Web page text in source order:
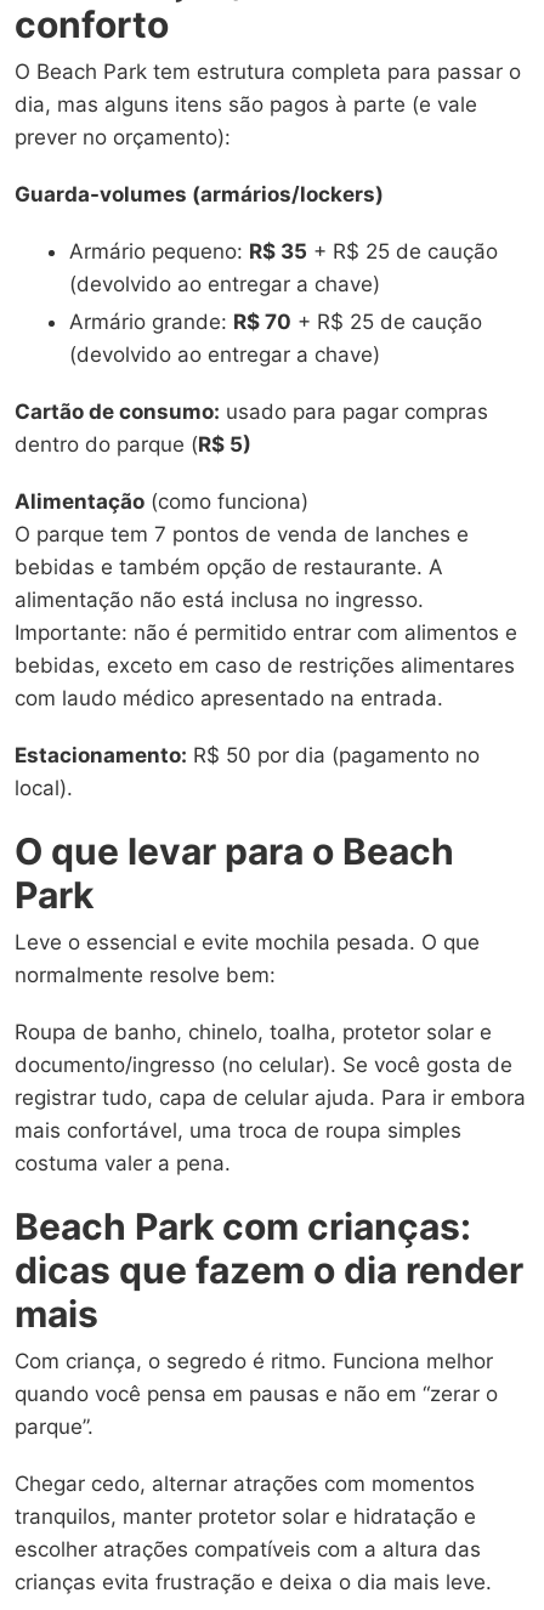
conforto
O Beach Park tem estrutura completa para passar o
dia, mas alguns itens são pagos à parte (e vale
prever no orçamento):
Guarda-volumes (armários/lockers)
Armário pequeno: R$ 35 + R$ 25 de caução
(devolvido ao entregar a chave)
Armário grande: R$ 70 + R$ 25 de caução
(devolvido ao entregar a chave)
Cartão de consumo: usado para pagar compras
dentro do parque (R$ 5)
Alimentação (como funciona)
O parque tem 7 pontos de venda de lanches e
bebidas e também opção de restaurante. A
alimentação não está inclusa no ingresso.
Importante: não é permitido entrar com alimentos e
bebidas, exceto em caso de restrições alimentares
com laudo médico apresentado na entrada.
Estacionamento: R$ 50 por dia (pagamento no
local).
O que levar para o Beach
Park
Leve o essencial e evite mochila pesada. O que
normalmente resolve bem:
Roupa de banho, chinelo, toalha, protetor solar e
documento/ingresso (no celular). Se você gosta de
registrar tudo, capa de celular ajuda. Para ir embora
mais confortável, uma troca de roupa simples
costuma valer a pena.
Beach Park com crianças:
dicas que fazem o dia render
mais
Com criança, o segredo é ritmo. Funciona melhor
quando você pensa em pausas e não em “zerar o
parque”.
Chegar cedo, alternar atrações com momentos
tranquilos, manter protetor solar e hidratação e
escolher atrações compatíveis com a altura das
crianças evita frustração e deixa o dia mais leve.